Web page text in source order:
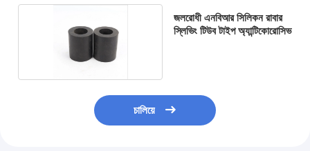
জলরোধী এনবিআর সিলিকন রাবার
স্লিভিং টিউব টাইপ অ্যান্টিকোরোসিভ
চালিয়ে